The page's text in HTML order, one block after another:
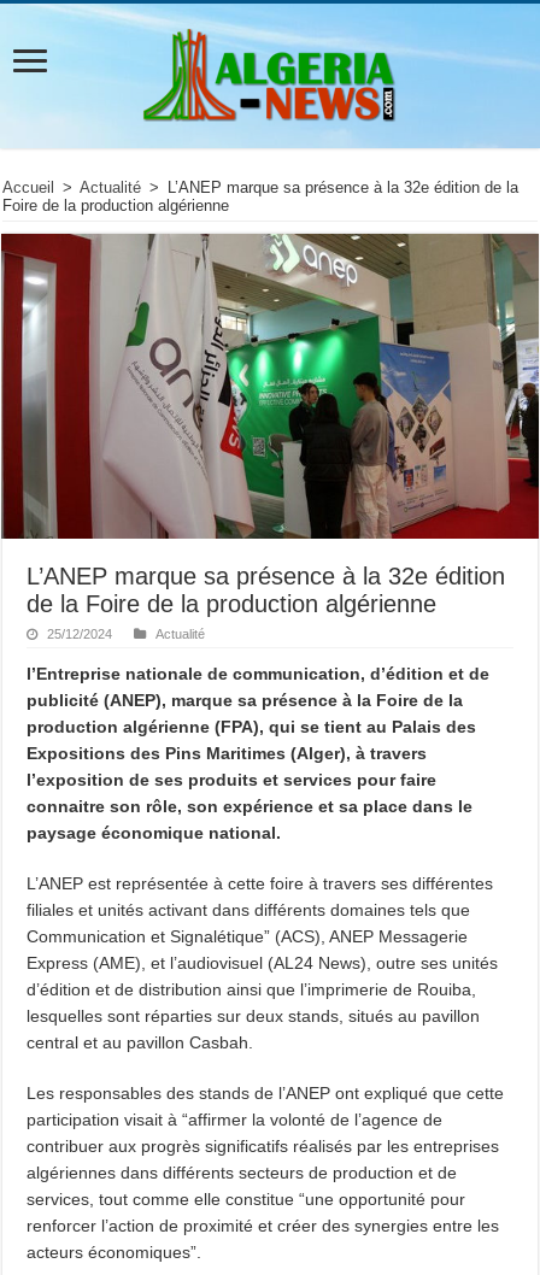
Accueil > Actualité >
L’ANEP marque sa présence à la 32e édition de la
Foire de la production algérienne
L’ANEP marque sa présence à la 32e édition
de la Foire de la production algérienne
25/12/2024 Actualité
l’Entreprise nationale de communication, d’édition et de
publicité (ANEP), marque sa présence à la Foire de la
production algérienne (FPA), qui se tient au Palais des
Expositions des Pins Maritimes (Alger), à travers
l’exposition de ses produits et services pour faire
connaitre son rôle, son expérience et sa place dans le
paysage économique national.
L’ANEP est représentée à cette foire à travers ses différentes
filiales et unités activant dans différents domaines tels que
Communication et Signalétique” (ACS), ANEP Messagerie
Express (AME), et l’audiovisuel (AL24 News), outre ses unités
d’édition et de distribution ainsi que l’imprimerie de Rouiba,
lesquelles sont réparties sur deux stands, situés au pavillon
central et au pavillon Casbah.
Les responsables des stands de l’ANEP ont expliqué que cette
participation visait à “affirmer la volonté de l’agence de
contribuer aux progrès significatifs réalisés par les entreprises
algériennes dans différents secteurs de production et de
services, tout comme elle constitue “une opportunité pour
renforcer l’action de proximité et créer des synergies entre les
acteurs économiques”.